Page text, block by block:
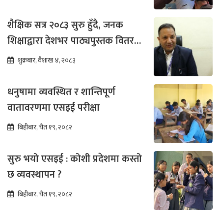
शैक्षिक सत्र २०८३ सुरु हुँदै, जनक
शिक्षाद्वारा देशभर पाठ्यपुस्तक वितरण
तीव्रशुक्रबार, वैशाख ४, २०८३
धनुषामा व्यवस्थित र शान्तिपूर्ण
वातावरणमा एसइई परीक्षा
बिहीबार, चैत १९, २०८२
सुरु भयो एसइई : कोशी प्रदेशमा कस्तो
छ व्यवस्थापन ?
बिहीबार, चैत १९, २०८२